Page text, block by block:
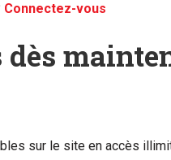
Connectez-vous
sur le site en accès